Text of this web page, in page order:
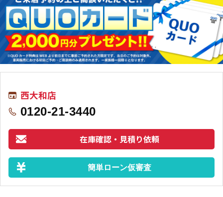
西大和店
0120-21-3440
在庫確認・見積り依頼
簡単ローン仮審査